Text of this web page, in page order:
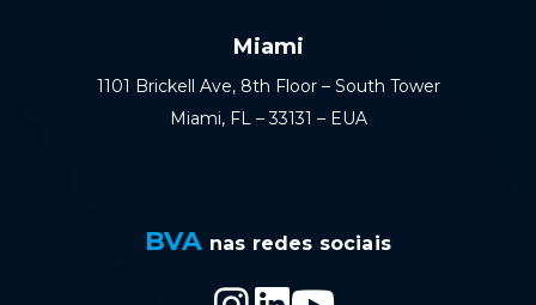
Miami
1101 Brickell Ave, 8th Floor – South Tower
Miami, FL – 33131 – EUA
BVA nas redes sociais